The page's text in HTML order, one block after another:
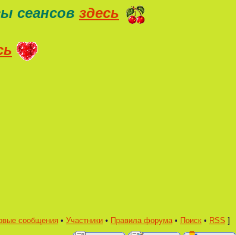
сеансов здесь
сообщения • Участники • Правила форума• Поиск • RSS ]